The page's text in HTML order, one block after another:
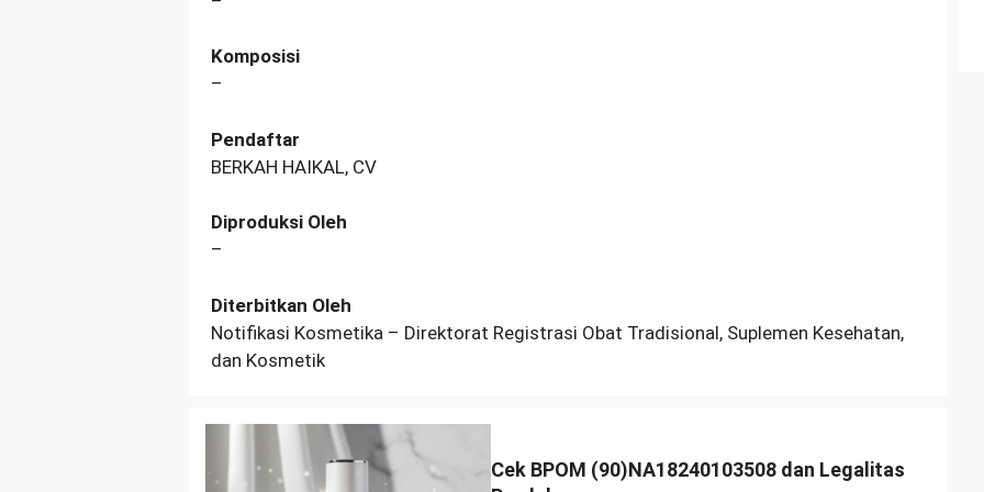
Komposisi
–
Pendaftar
BERKAH HAIKAL, CV
Diproduksi Oleh
–
Diterbitkan Oleh
Notifikasi Kosmetika – Direktorat Registrasi Obat Tradisional, Suplemen Kesehatan,
dan Kosmetik
Cek BPOM (90)NA18240103508 dan Legalitas